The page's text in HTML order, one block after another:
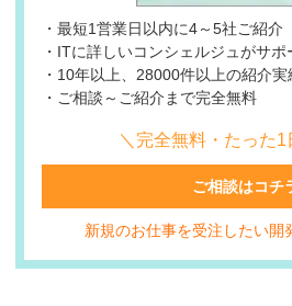
・最短1営業日以内に4～5社ご紹介
・ITに詳しいコンシェルジュがサポ
・10年以上、28000件以上の紹介実
・ご相談～ご紹介まで完全無料
＼完全無料・たった1
ご相談はコチ
新規のお仕事を受注したい開